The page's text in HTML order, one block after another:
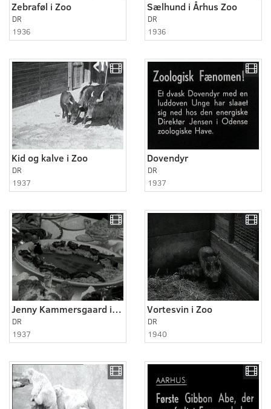
Zebraføl i Zoo
DR
1936
Sælhund i Århus Zoo
DR
1936
Kid og kalve i Zoo
DR
1937
Dovendyr
DR
1937
Jenny Kammersgaard i Zoo
DR
1937
Vortesvin i Zoo
DR
1940